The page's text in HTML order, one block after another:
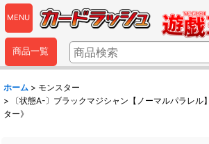
MENU
商品一覧
ホーム > モンスター
>
〔状態A-〕ブラックマジシャン【ノーマルパラレル
ター》